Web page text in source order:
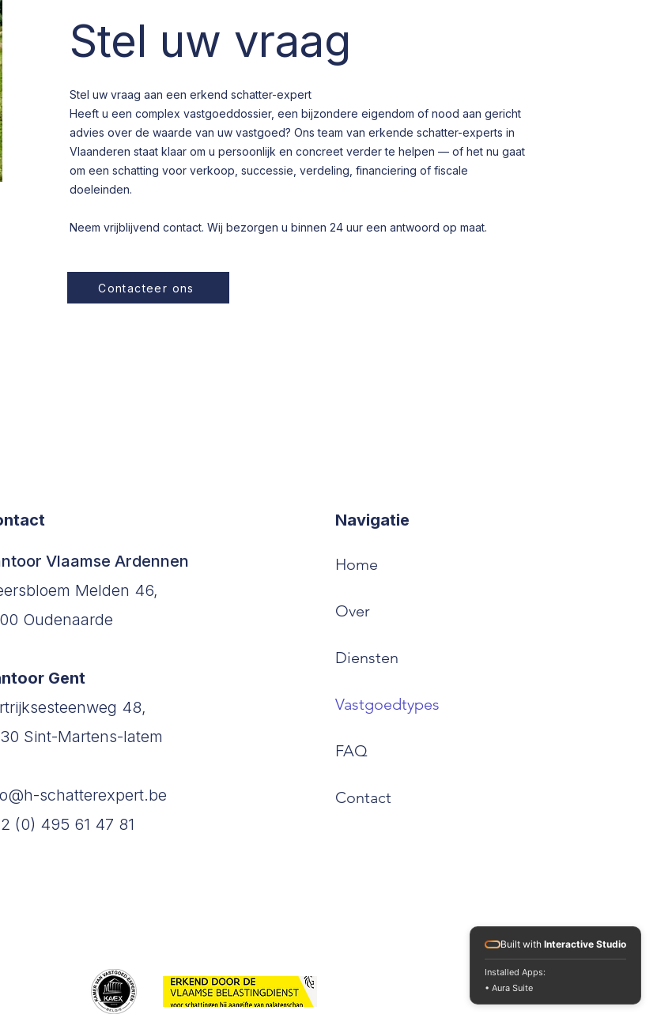
Stel uw vraag
Stel uw vraag aan een erkend schatter-expert
Heeft u een complex vastgoeddossier, een bijzondere eigendom of nood aan gericht
advies over de waarde van uw vastgoed? Ons team van erkende schatter-experts in
Vlaanderen staat klaar om u persoonlijk en concreet verder te helpen — of het nu gaat
om een schatting voor verkoop, successie, verdeling, financiering of fiscale
doeleinden.
Neem vrijblijvend contact. Wij bezorgen u binnen 24 uur een antwoord op maat.
Contacteer ons
Navigatie
Home
Over
Diensten
Vastgoedtypes
FAQ
Contact
Vlaamse Ardennen
Melden 46,
Oudenaarde
Gent
48,
Sint-Martens-latem
schatterexpert.be
(0) 495 61 47 81
Built with Interactive Studio
Installed Apps:
• Aura Suite